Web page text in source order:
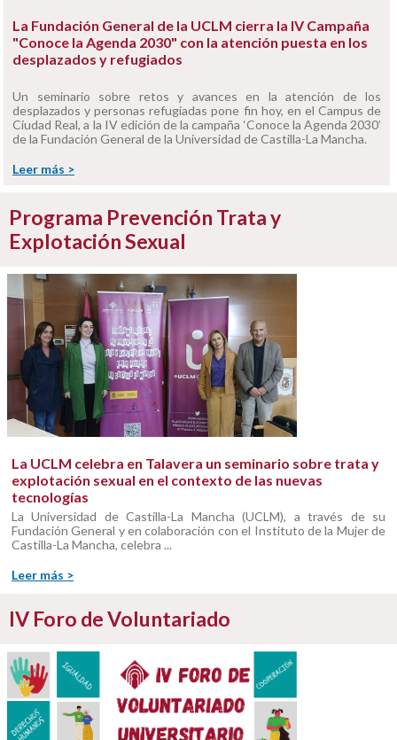
La Fundación General de la UCLM cierra la IV Campaña
"Conoce la Agenda 2030" con la atención puesta en los
desplazados y refugiados
Un seminario sobre retos y avances en la atención de los
desplazados y personas refugiadas pone fin hoy, en el Campus de
Ciudad Real, a la IV edición de la campaña ‘Conoce la Agenda 2030’
de la Fundación General de la Universidad de Castilla-La Mancha.
Leer más >
Programa Prevención Trata y
Explotación Sexual
La UCLM celebra en Talavera un seminario sobre trata y
explotación sexual en el contexto de las nuevas
tecnologías
La Universidad de Castilla-La Mancha (UCLM), a través de su
Fundación General y en colaboración con el Instituto de la Mujer de
Castilla-La Mancha, celebra ...
Leer más >
IV Foro de Voluntariado